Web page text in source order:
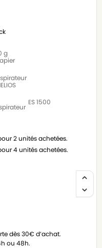
g
ES 1500
2 unités achetées.
4 unités achetées.
dès 30€ d’achat.
ou 48h.